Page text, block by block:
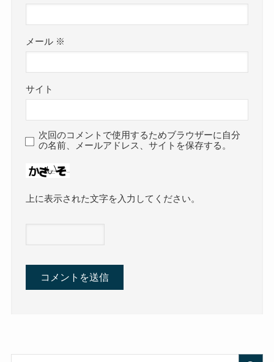
メール ※
サイト
次回のコメントで使用するためブラウザーに自分
の名前、メールアドレス、サイトを保存する。
上に表示された文字を入力してください。